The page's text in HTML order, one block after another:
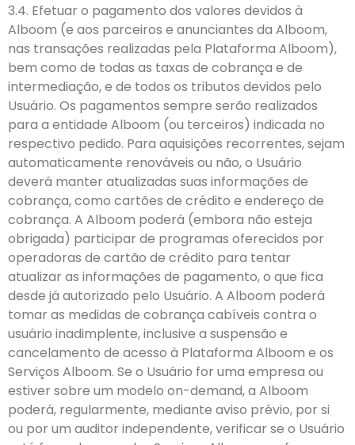
3.4. Efetuar o pagamento dos valores devidos à
Alboom (e aos parceiros e anunciantes da Alboom,
nas transações realizadas pela Plataforma Alboom),
bem como de todas as taxas de cobrança e de
intermediação, e de todos os tributos devidos pelo
Usuário. Os pagamentos sempre serão realizados
para a entidade Alboom (ou terceiros) indicada no
respectivo pedido. Para aquisições recorrentes, sejam
automaticamente renováveis ou não, o Usuário
deverá manter atualizadas suas informações de
cobrança, como cartões de crédito e endereço de
cobrança. A Alboom poderá (embora não esteja
obrigada) participar de programas oferecidos por
operadoras de cartão de crédito para tentar
atualizar as informações de pagamento, o que fica
desde já autorizado pelo Usuário. A Alboom poderá
tomar as medidas de cobrança cabíveis contra o
usuário inadimplente, inclusive a suspensão e
cancelamento de acesso à Plataforma Alboom e os
Serviços Alboom. Se o Usuário for uma empresa ou
estiver sobre um modelo on-demand, a Alboom
poderá, regularmente, mediante aviso prévio, por si
ou por um auditor independente, verificar se o Usuário